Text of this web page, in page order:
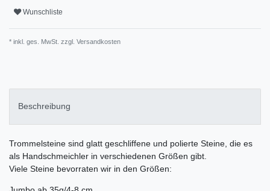
Wunschliste
* inkl. ges. MwSt. zzgl. Versandkosten
Beschreibung
Trommelsteine sind glatt geschliffene und polierte Steine, die es
als Handschmeichler in verschiedenen Größen gibt.
Viele Steine bevorraten wir in den Größen: